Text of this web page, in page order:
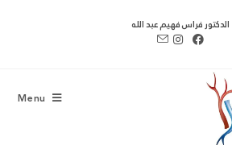
الدكتور فراس فهيم عبد الله
Menu